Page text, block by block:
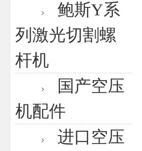
鲍斯Y系
列激光切割螺
杆机
国产空压
机配件
进口空压